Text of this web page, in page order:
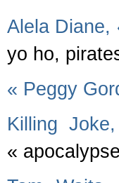
Alela Diane,
yo ho,
« Peggy
Killing
«